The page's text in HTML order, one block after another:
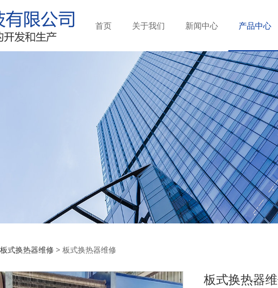
首页 关于我们 新闻中心 产品中心
热器维修
板式换热器维修 > 板式换热器维修
板式换热器